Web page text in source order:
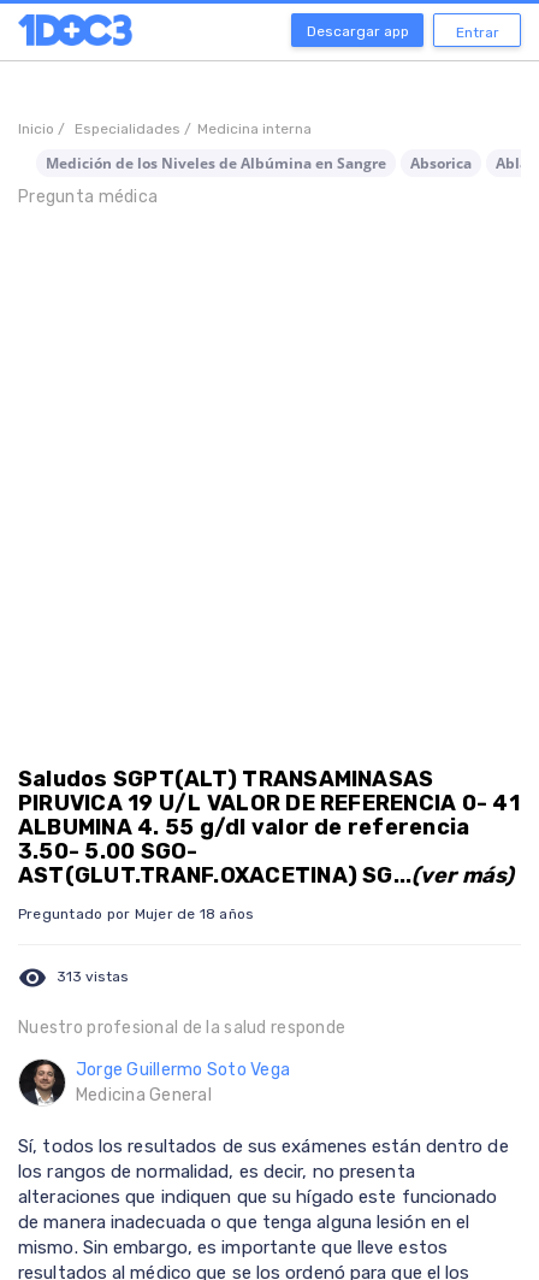
Descargar app Entrar
Inicio / Especialidades / Medicina interna
Medición de los Niveles de Albúmina en Sangre Absorica
Pregunta médica
Saludos SGPT(ALT) TRANSAMINASAS
PIRUVICA 19 U/L VALOR DE REFERENCIA 0- 41
ALBUMINA 4. 55 g/dl valor de referencia
3.50- 5.00 SGO-
AST(GLUT.TRANF.OXACETINA) SG...(ver más)
Preguntado por Mujer de 18 años
visibility 313 vistas
Nuestro profesional de la salud responde
Jorge Guillermo Soto Vega
Medicina General
Sí, todos los resultados de sus exámenes están dentro de
los rangos de normalidad, es decir, no presenta
alteraciones que indiquen que su hígado este funcionado
de manera inadecuada o que tenga alguna lesión en el
mismo. Sin embargo, es importante que lleve estos
resultados al médico que se los ordenó para que el los